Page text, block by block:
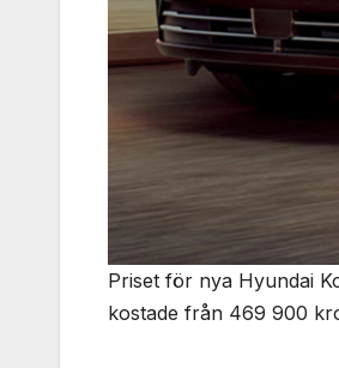
Priset för nya Hyundai
kostade från 469 900